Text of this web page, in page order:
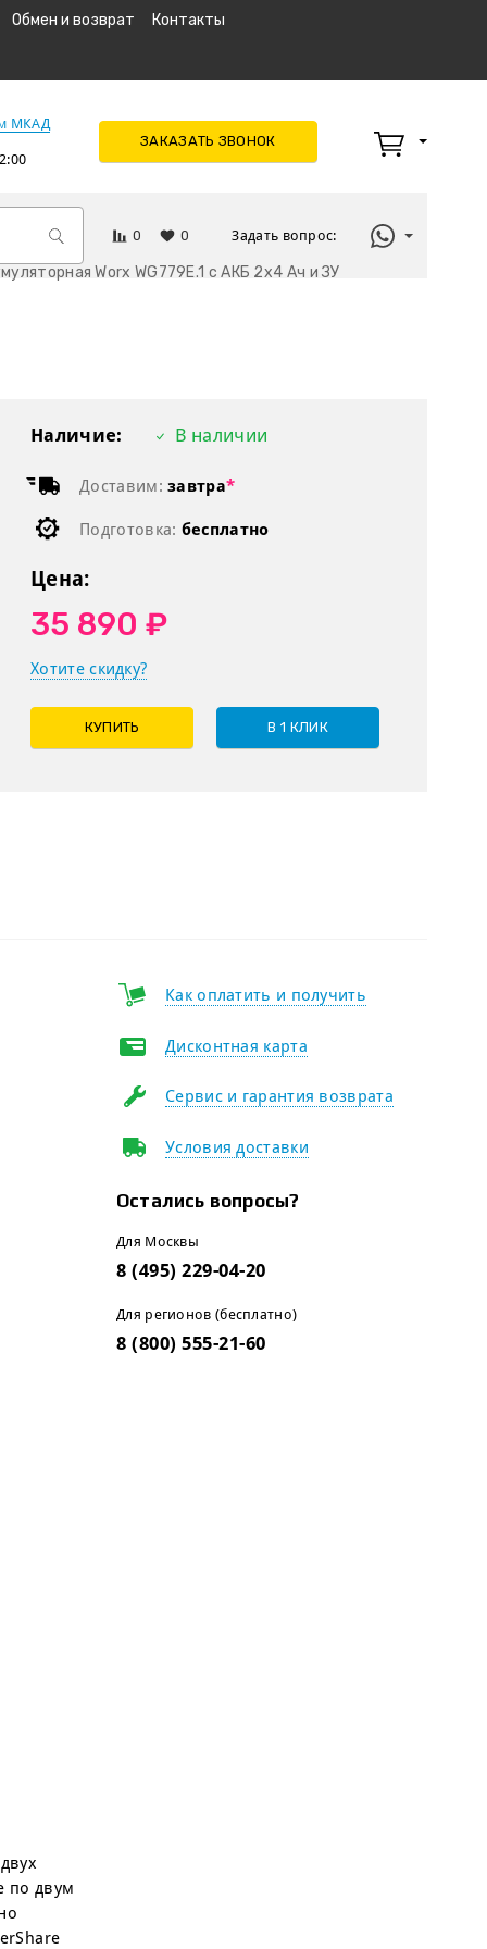
Обмен и возврат Контакты
МКАД
ЗАКАЗАТЬ ЗВОНОК
0 0 Задать вопрос:
Worx WG779E.1 с АКБ 2х4 Ач и ЗУ
Наличие: В наличии
Доставим: завтра*
Подготовка: бесплатно
Цена:
35 890 ₽
Хотите скидку?
КУПИТЬ В 1 КЛИК
по двум
Как оплатить и получить
Дисконтная карта
Сервис и гарантия возврата
Условия доставки
Остались вопросы?
Для Москвы
8 (495) 229-04-20
Для регионов (бесплатно)
8 (800) 555-21-60